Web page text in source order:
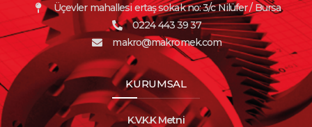
Üçevler mahallesi ertaş sokak no: 3/c Nilüfer / Bursa
0224 443 39 37
makro@makromek.com
KURUMSAL
K.V.K.K Metni